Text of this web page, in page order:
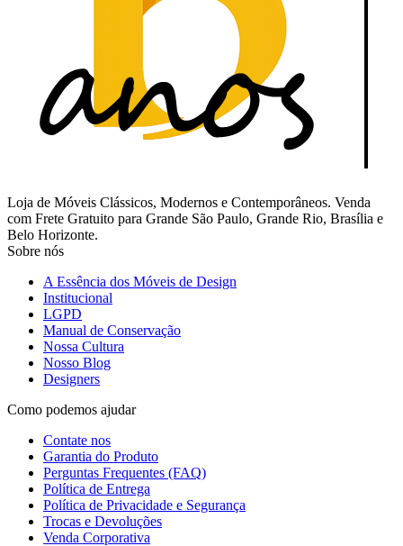
Loja de Móveis Clássicos, Modernos e Contemporâneos. Venda
com Frete Gratuito para Grande São Paulo, Grande Rio, Brasília e
Belo Horizonte.
Sobre nós
A Essência dos Móveis de Design
Institucional
LGPD
Manual de Conservação
Nossa Cultura
Nosso Blog
Designers
Como podemos ajudar
Contate nos
Garantia do Produto
Perguntas Frequentes (FAQ)
Política de Entrega
Política de Privacidade e Segurança
Trocas e Devoluções
Venda Corporativa